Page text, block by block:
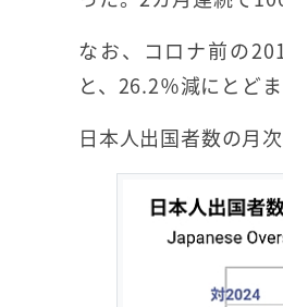
なお、コロナ前の
と、26.2％減にとどま
日本人出国者数の月